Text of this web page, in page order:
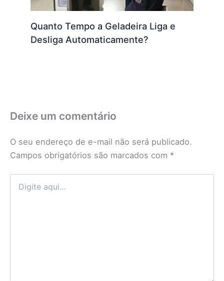
Quanto Tempo a Geladeira Liga e
Desliga Automaticamente?
Deixe um comentário
O seu endereço de e-mail não será publicado.
Campos obrigatórios são marcados com *
aqui...